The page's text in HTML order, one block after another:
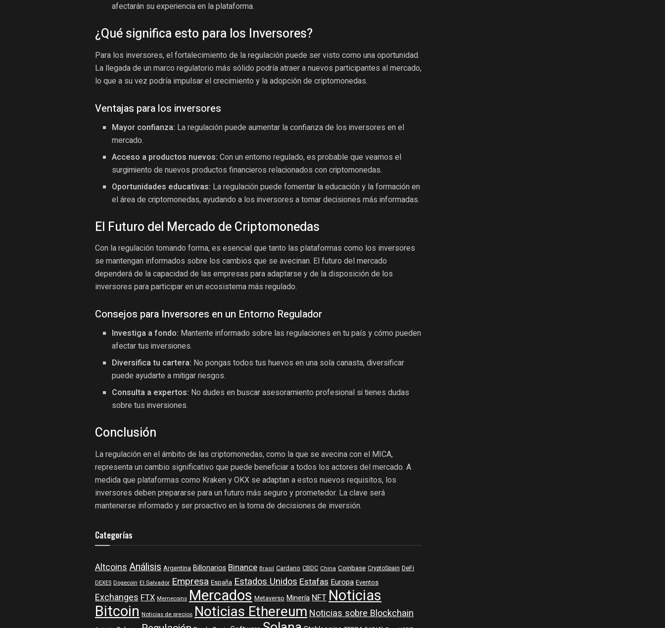
afectarán su experiencia en la plataforma.
¿Qué significa esto para los Inversores?
Para los inversores, el fortalecimiento de la regulación puede ser visto como una oportunidad.
La llegada de un marco regulatorio más sólido podría atraer a nuevos participantes al mercado,
lo que a su vez podría impulsar el crecimiento y la adopción de criptomonedas.
Ventajas para los inversores
Mayor confianza: La regulación puede aumentar la confianza de los inversores en el
mercado.
Acceso a productos nuevos: Con un entorno regulado, es probable que veamos el
surgimiento de nuevos productos financieros relacionados con criptomonedas.
Oportunidades educativas: La regulación puede fomentar la educación y la formación en
el área de criptomonedas, ayudando a los inversores a tomar decisiones más informadas.
El Futuro del Mercado de Criptomonedas
Con la regulación tomando forma, es esencial que tanto las plataformas como los inversores
se mantengan informados sobre los cambios que se avecinan. El futuro del mercado
dependerá de la capacidad de las empresas para adaptarse y de la disposición de los
inversores para participar en un ecosistema más regulado.
Consejos para Inversores en un Entorno Regulador
Investiga a fondo: Mantente informado sobre las regulaciones en tu país y cómo pueden
afectar tus inversiones.
Diversifica tu cartera: No pongas todos tus huevos en una sola canasta, diversificar
puede ayudarte a mitigar riesgos.
Consulta a expertos: No dudes en buscar asesoramiento profesional si tienes dudas
sobre tus inversiones.
Conclusión
La regulación en el ámbito de las criptomonedas, como la que se avecina con el MICA,
representa un cambio significativo que puede beneficiar a todos los actores del mercado. A
medida que plataformas como Kraken y OKX se adaptan a estos nuevos requisitos, los
inversores deben prepararse para un futuro más seguro y prometedor. La clave será
mantenerse informado y ser proactivo en la toma de decisiones de inversión.
Categorías
Altcoins Análisis Argentina Billonarios Binance Brasil Cardano CBDC China Coinbase CryptoSpain DeFi
DEXES Dogecoin El Salvador Empresa España Estados Unidos Estafas Europa Eventos
Exchanges FTX Memecoins Mercados Metaverso Minería NFTNoticias
Bitcoin Noticias de precios Noticias EthereumNoticias sobre Blockchain